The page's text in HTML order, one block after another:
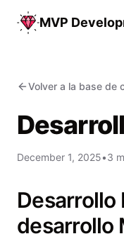
MVP
Volver a la base de
December 1, 2025•3
Desarrollo
desarrollo